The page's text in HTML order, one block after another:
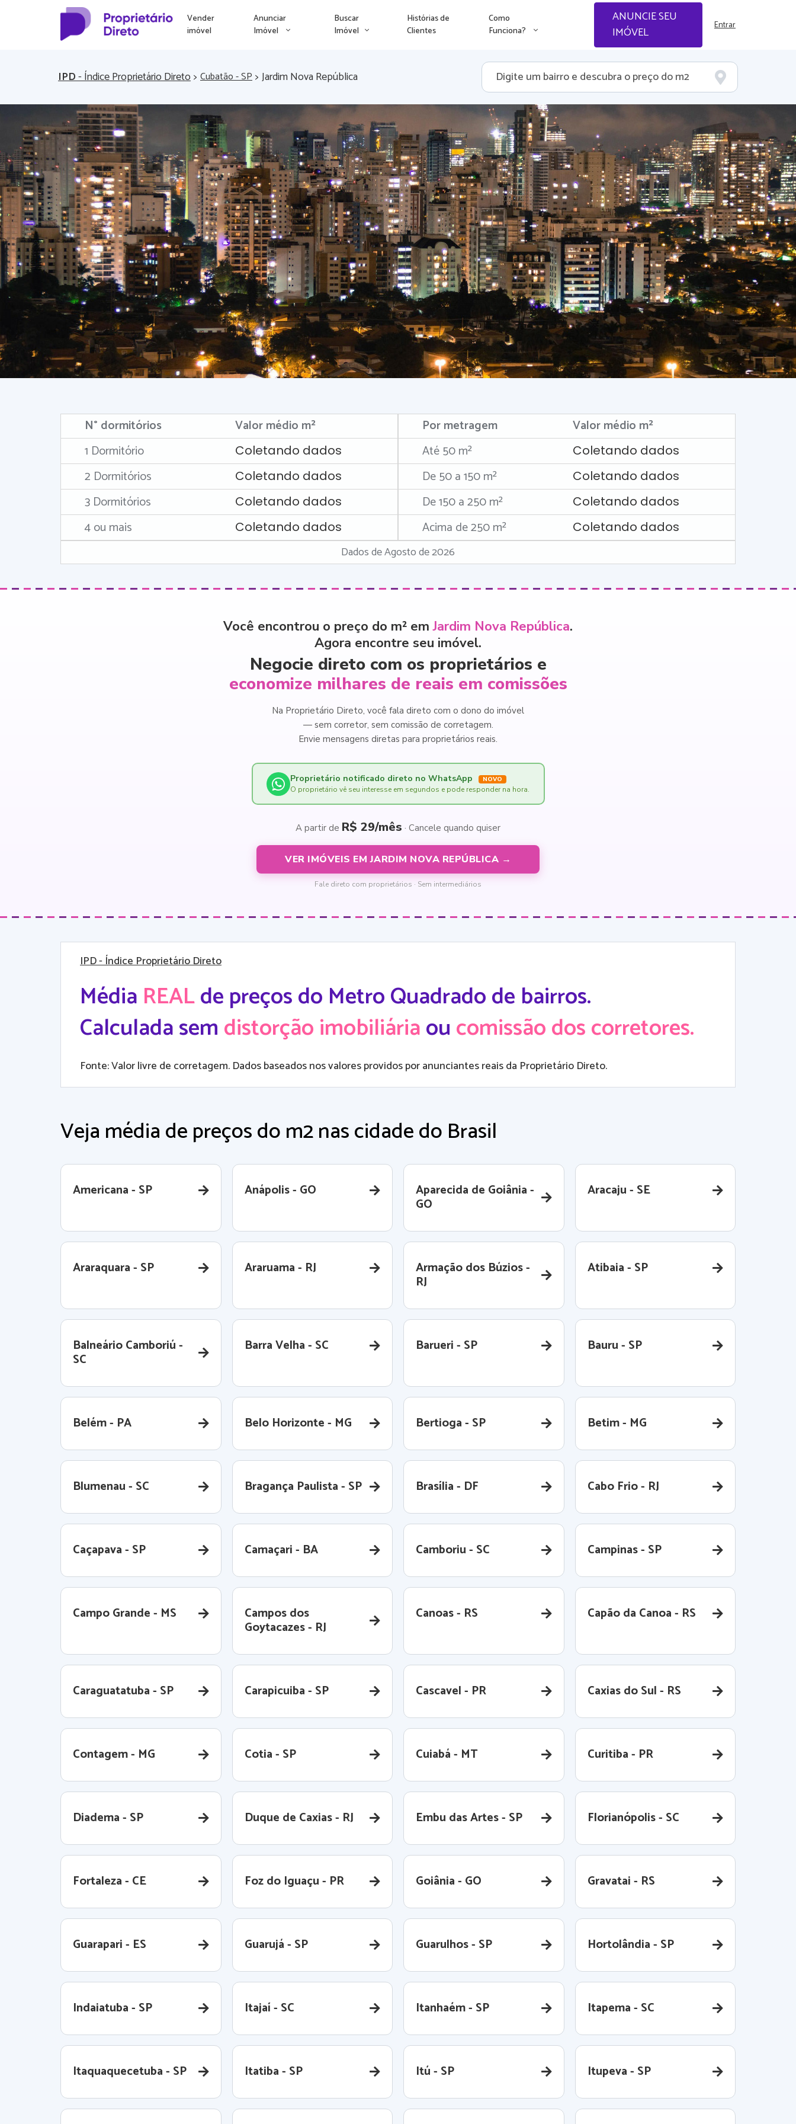
Vender
imóvel
Anunciar
Imóvel
Buscar
Imóvel
Histórias de
Clientes
Como
Funciona?
ANUNCIE SEU
IMÓVEL
Entrar
IPD- Índice Proprietário Direto> Cubatão - SP> Jardim Nova República
N° dormitórios
Valor médio m²
1 Dormitório
Coletando dados
2 Dormitórios Coletando dados
3 Dormitórios Coletando dados
4 ou mais Coletando dados
Por metragem
Valor médio m²
Até 50 m²
Coletando dados
De 50 a 150 m² Coletando dados
De 150 a 250 m² Coletando dados
Acima de 250 m² Coletando dados
Dados de Agosto de 2026
Você encontrou o preço do m² emJardim Nova República.
Agora encontre seu imóvel.
Negocie direto com os proprietários e
economize milhares de reais em comissões
Na Proprietário Direto, você fala direto com o dono do imóvel
— sem corretor, sem comissão de corretagem.
Envie mensagens diretas para proprietários reais.
Proprietário notificado direto no WhatsApp NOVO
O proprietário vê seu interesse em segundos e pode responder na hora.
A partir de R$ 29/mês · Cancele quando quiser
VER IMÓVEIS EM JARDIM NOVA REPÚBLICA →
Fale direto com proprietários · Sem intermediários
IPD- Índice Proprietário Direto
Média REALde preços do Metro Quadrado de bairros.
Calculada semdistorção imobiliáriaoucomissão dos corretores.
Fonte: Valor livre de corretagem. Dados baseados nos valores providos por anunciantes reais da Proprietário Direto.
Veja média de preços do m2 nas cidade do Brasil
Americana - SP Anápolis - GO Aparecida de Goiânia -
GO
Aracaju - SE
Araraquara - SP Araruama - RJ Armação dos Búzios -
RJ
Atibaia - SP
Balneário Camboriú -
SC
Barra Velha - SC Barueri - SP Bauru - SP
Belém - PA Belo Horizonte - MG Bertioga - SP Betim - MG
Blumenau - SC Bragança Paulista - SP Brasília - DF Cabo Frio - RJ
Caçapava - SP Camaçari - BA Camboriu - SC Campinas - SP
Campo Grande - MS Campos dos
Goytacazes - RJ
Canoas - RS Capão da Canoa - RS
Caraguatatuba - SP Carapicuiba - SP Cascavel - PR Caxias do Sul - RS
Contagem - MG Cotia - SP Cuiabá - MT Curitiba - PR
Diadema - SP Duque de Caxias - RJ Embu das Artes - SP Florianópolis - SC
Fortaleza - CE Foz do Iguaçu - PR Goiânia - GO Gravatai - RS
Guarapari - ES Guarujá - SP Guarulhos - SP Hortolândia - SP
Indaiatuba - SP Itajaí - SC Itanhaém - SP Itapema - SC
Itaquaquecetuba - SP Itatiba - SP Itú - SP Itupeva - SP